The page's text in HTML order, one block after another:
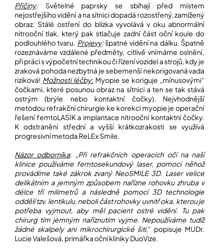
Příčiny:Světelné paprsky se sbíhají před místem
nejostřejšího vidění a na sítnici dopadá rozostřený, zamlžený
obraz. Stálé ostření do blízka vyvolává v oku abnormální
nitrooční tlak, který pak stlačuje zadní část oční koule do
podlouhlého tvaru. Projevy:špatné vidění na dálku. Špatně
rozeznáváme vzdálené předměty, citlivě vnímáme oslnění,
při práci s výpočetní technikou či řízení vozidel a strojů, kdy je
zraková pohoda nezbytná je sebemenší nekorigovaná vada
riziková! Možnosti léčby: Myopie se koriguje „mínusovými“
čočkami, které posunou obraz na sítnici a ten se tak stává
ostrým (brýle nebo kontaktní čočky). Nejvhodnější
metodou refrakční chirurgie ke korekci myopie je operační
řešení femtoLASIK a implantace nitrooční kontaktní čočky.
K odstranění střední a vyšší krátkozrakosti se využívá
progresivní metoda ReLEx Smile.
Názor odborníka: „Při refrakčních operacích očí na naší
klinice používáme femtosekundový laser, pomocí něhož
provádíme také zákrok zvaný NeoSMILE 3D. Laser velice
delikátním a jemným způsobem nařízne rohovku zhruba v
délce tří milimetrů a následně pomocí 3D technologie
oddělí tzv. lentikulu, neboli část rohovky uvnitř oka, kterou je
potřeba vyjmout, aby měl pacient ostré vidění. Tu pak
chirurg tím jemným naříznutím vyjme. Nepoužíváme tudíž
žádné skalpely ani mikrochirurgické šití,“ popisuje MUDr.
Lucie Valešová, primářka oční kliniky DuoVize.